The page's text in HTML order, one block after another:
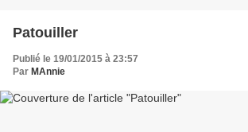
Patouiller
Publié le 19/01/2015 à 23:57
Par MAnnie